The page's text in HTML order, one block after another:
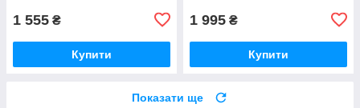
1 555 ₴
Купити
1 995 ₴
Купити
Показати ще